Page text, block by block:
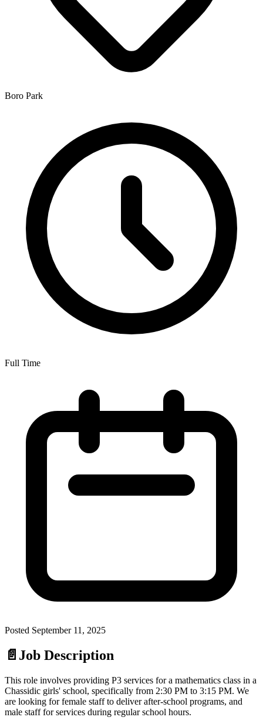
Boro Park
Full Time
Posted September 11, 2025
📄 Job Description
This role involves providing P3 services for a mathematics class in a
Chassidic girls' school, specifically from 2:30 PM to 3:15 PM. We
are looking for female staff to deliver after-school programs, and
male staff for services during regular school hours.